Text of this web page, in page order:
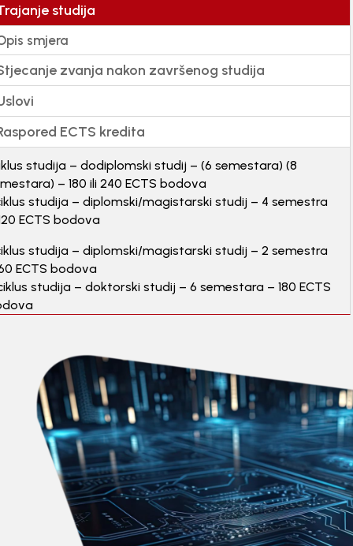
studija
smjera
zvanja nakon završenog studija
ECTS kredita
studija – dodiplomski studij – (6 semestara) (8
– 180 ili 240 ECTS bodova
studija – diplomski/magistarski studij – 4 semestra
ECTS bodova
studija – diplomski/magistarski studij – 2 semestra
ECTS bodova
studija – doktorski studij – 6 semestara – 180 ECTS